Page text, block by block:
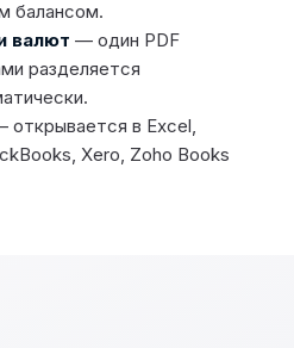
балансом.
валют — один PDF
разделяется
открывается в Excel,
Xero, Zoho Books